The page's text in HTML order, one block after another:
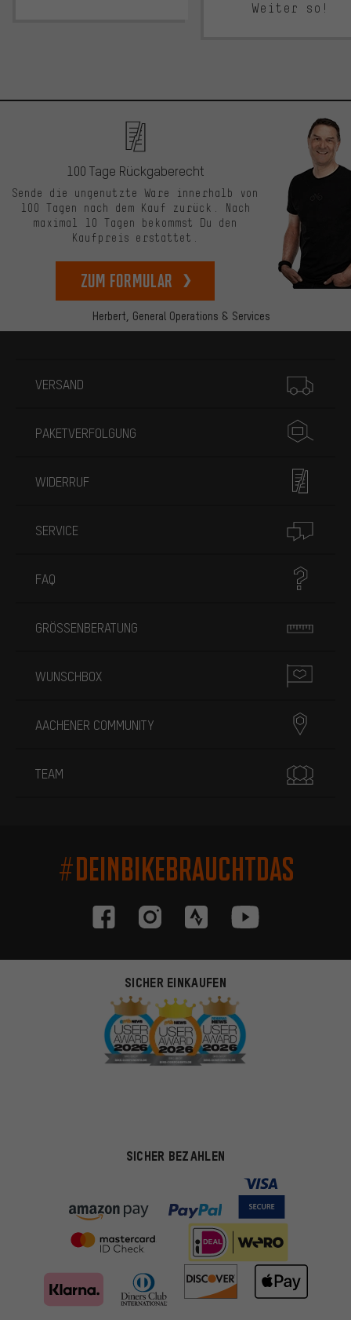
Weiter so!
Herbert, General Operations & Services
100 Tage Rückgaberecht
Sende die ungenutzte Ware innerhalb von
100 Tagen nach dem Kauf zurück. Nach
maximal 10 Tagen bekommst Du den
Kaufpreis erstattet.
zum Formular
VERSAND
PAKETVERFOLGUNG
WIDERRUF
SERVICE
FAQ
GRÖSSENBERATUNG
WUNSCHBOX
AACHENER COMMUNITY
TEAM
#DEINBIKEBRAUCHTDAS
SICHER EINKAUFEN
SICHER BEZAHLEN